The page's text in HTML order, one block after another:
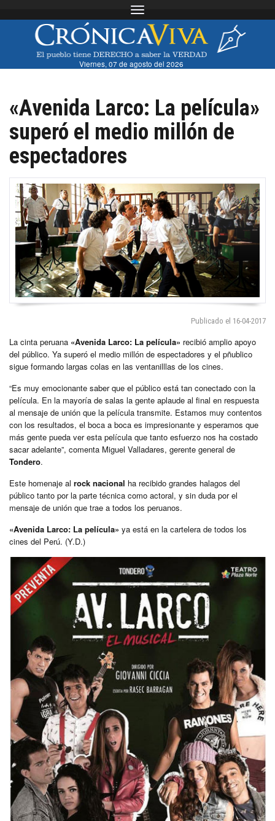
Toggle navigation
Viernes, 07 de agosto del 2026
«Avenida Larco: La película»
superó el medio millón de
espectadores
Publicado el 16-04-2017
La cinta peruana «Avenida Larco: La película» recibió amplio apoyo
del público. Ya superó el medio millón de espectadores y el pñublico
sigue formando largas colas en las ventanilllas de los cines.
“Es muy emocionante saber que el público está tan conectado con la
película. En la mayoría de salas la gente aplaude al final en respuesta
al mensaje de unión que la película transmite. Estamos muy contentos
con los resultados, el boca a boca es impresionante y esperamos que
más gente pueda ver esta película que tanto esfuerzo nos ha costado
sacar adelante”, comenta Miguel Valladares, gerente general de
Tondero.
Este homenaje al rock nacional ha recibido grandes halagos del
público tanto por la parte técnica como actoral, y sin duda por el
mensaje de unión que trae a todos los peruanos.
«Avenida Larco: La película» ya está en la cartelera de todos los
cines del Perú. (Y.D.)